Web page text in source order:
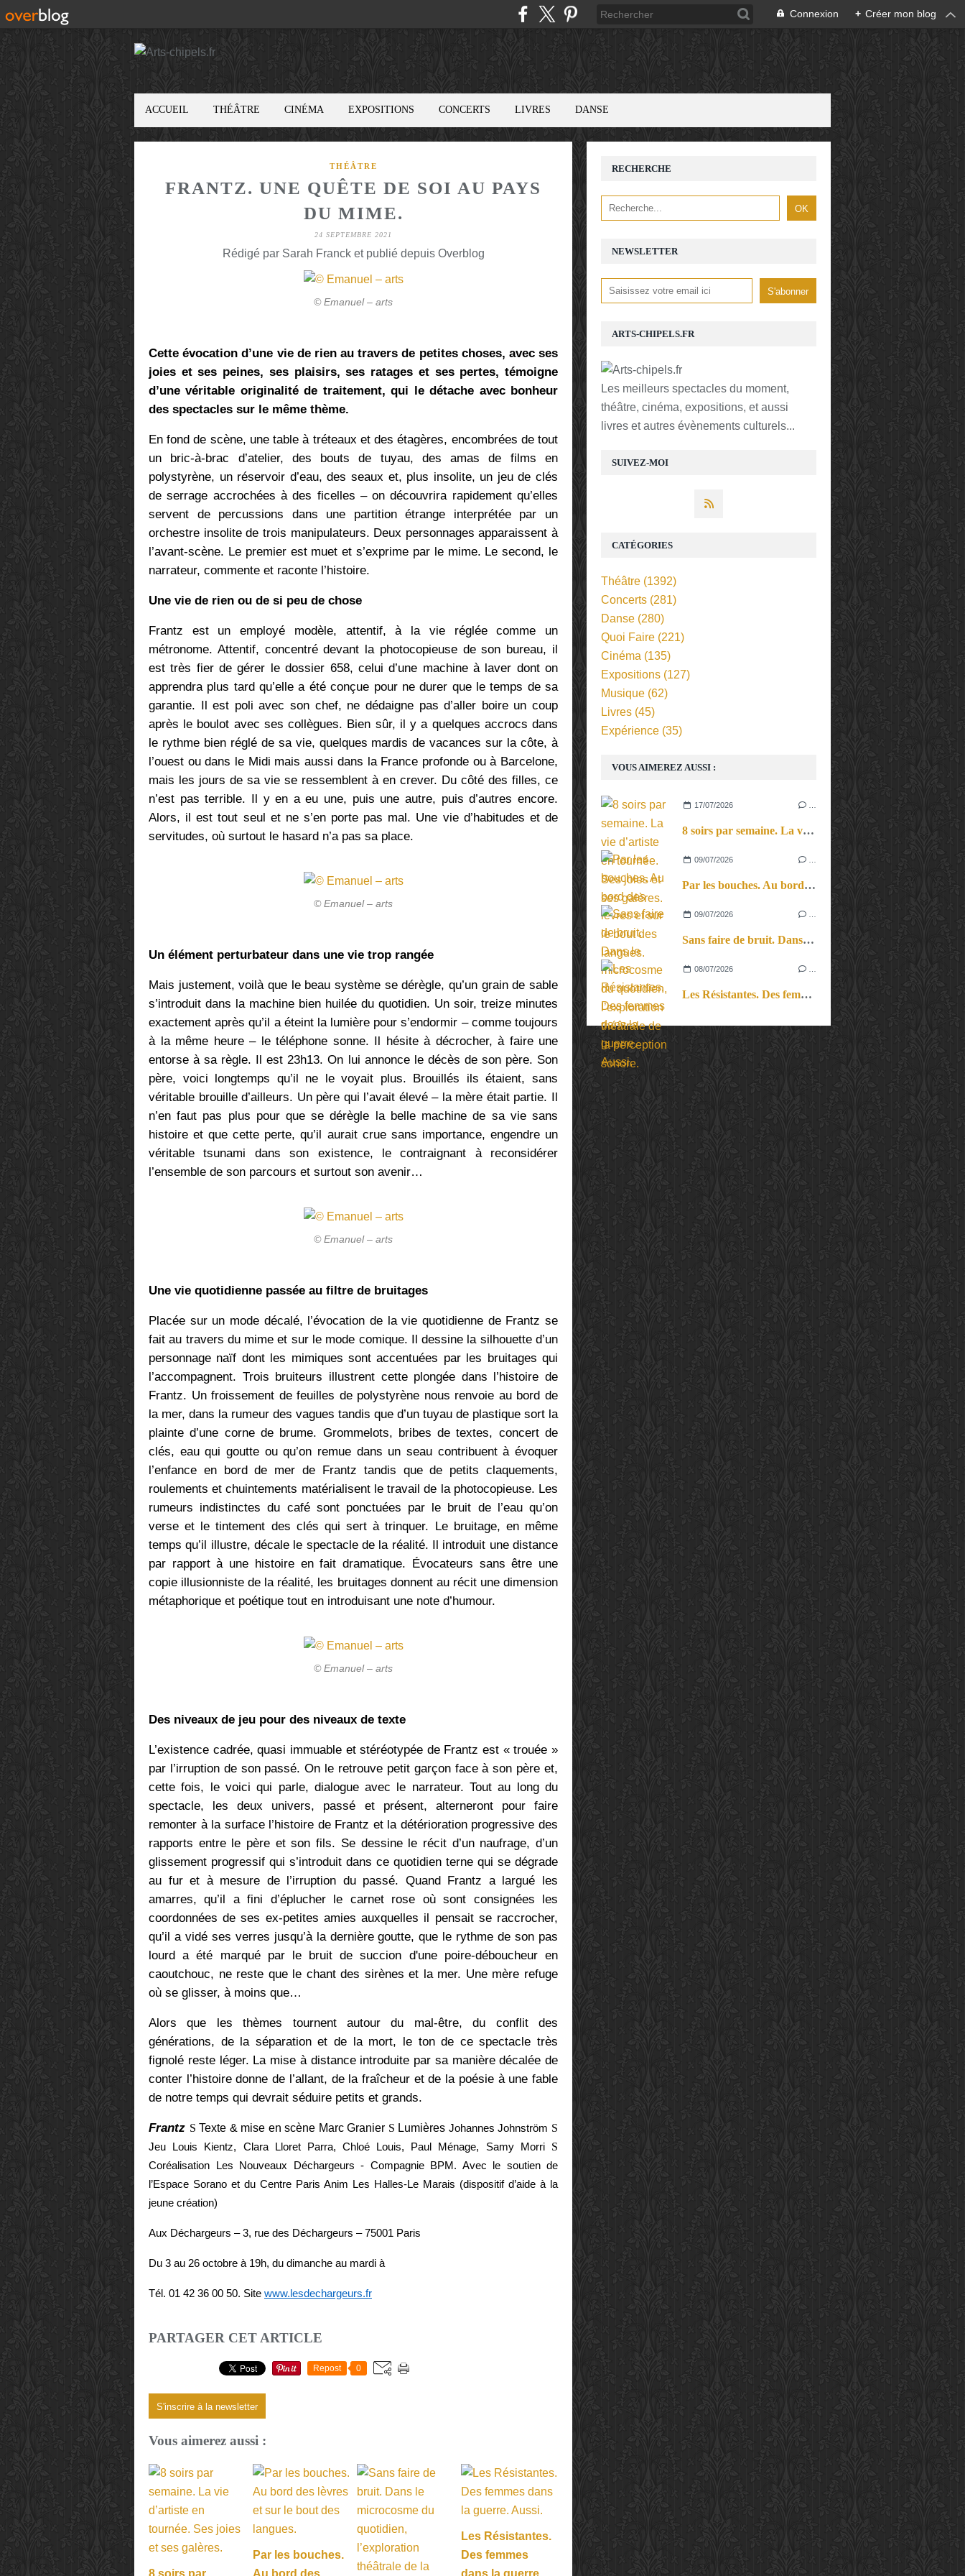
Connexion + Créer mon blog
ACCUEIL THÉÂTRE CINÉMA EXPOSITIONS CONCERTS LIVRES DANSE
THÉÂTRE
FRANTZ. UNE QUÊTE DE SOI AU PAYS
DU MIME.
24 SEPTEMBRE 2021
Rédigé par Sarah Franck et publié depuis Overblog
© Emanuel – arts
Cette évocation d’une vie de rien au travers de petites choses, avec ses
joies et ses peines, ses plaisirs, ses ratages et ses pertes, témoigne
d’une véritable originalité de traitement, qui le détache avec bonheur
des spectacles sur le même thème.
En fond de scène, une table à tréteaux et des étagères, encombrées de tout
un bric-à-brac d’atelier, des bouts de tuyau, des amas de films en
polystyrène, un réservoir d’eau, des seaux et, plus insolite, un jeu de clés
de serrage accrochées à des ficelles – on découvrira rapidement qu’elles
servent de percussions dans une partition étrange interprétée par un
orchestre insolite de trois manipulateurs. Deux personnages apparaissent à
l’avant-scène. Le premier est muet et s’exprime par le mime. Le second, le
narrateur, commente et raconte l’histoire.
Une vie de rien ou de si peu de chose
Frantz est un employé modèle, attentif, à la vie réglée comme un
métronome. Attentif, concentré devant la photocopieuse de son bureau, il
est très fier de gérer le dossier 658, celui d’une machine à laver dont on
apprendra plus tard qu’elle a été conçue pour ne durer que le temps de sa
garantie. Il est poli avec son chef, ne dédaigne pas d’aller boire un coup
après le boulot avec ses collègues. Bien sûr, il y a quelques accrocs dans
le rythme bien réglé de sa vie, quelques mardis de vacances sur la côte, à
l’ouest ou dans le Midi mais aussi dans la France profonde ou à Barcelone,
mais les jours de sa vie se ressemblent à en crever. Du côté des filles, ce
n’est pas terrible. Il y en a eu une, puis une autre, puis d’autres encore.
Alors, il est tout seul et ne s’en porte pas mal. Une vie d’habitudes et de
servitudes, où surtout le hasard n’a pas sa place.
© Emanuel – arts
Un élément perturbateur dans une vie trop rangée
Mais justement, voilà que le beau système se dérègle, qu’un grain de sable
s’introduit dans la machine bien huilée du quotidien. Un soir, treize minutes
exactement après qu’il a éteint la lumière pour s’endormir – comme toujours
à la même heure – le téléphone sonne. Il hésite à décrocher, à faire une
entorse à sa règle. Il est 23h13. On lui annonce le décès de son père. Son
père, voici longtemps qu’il ne le voyait plus. Brouillés ils étaient, sans
véritable brouille d’ailleurs. Un père qui l’avait élevé – la mère était partie. Il
n’en faut pas plus pour que se dérègle la belle machine de sa vie sans
histoire et que cette perte, qu’il aurait crue sans importance, engendre un
véritable tsunami dans son existence, le contraignant à reconsidérer
l’ensemble de son parcours et surtout son avenir…
© Emanuel – arts
Une vie quotidienne passée au filtre de bruitages
Placée sur un mode décalé, l’évocation de la vie quotidienne de Frantz se
fait au travers du mime et sur le mode comique. Il dessine la silhouette d’un
personnage naïf dont les mimiques sont accentuées par les bruitages qui
l’accompagnent. Trois bruiteurs illustrent cette plongée dans l’histoire de
Frantz. Un froissement de feuilles de polystyrène nous renvoie au bord de
la mer, dans la rumeur des vagues tandis que d’un tuyau de plastique sort la
plainte d’une corne de brume. Grommelots, bribes de textes, concert de
clés, eau qui goutte ou qu’on remue dans un seau contribuent à évoquer
l’enfance en bord de mer de Frantz tandis que de petits claquements,
roulements et chuintements matérialisent le travail de la photocopieuse. Les
rumeurs indistinctes du café sont ponctuées par le bruit de l’eau qu’on
verse et le tintement des clés qui sert à trinquer. Le bruitage, en même
temps qu’il illustre, décale le spectacle de la réalité. Il introduit une distance
par rapport à une histoire en fait dramatique. Évocateurs sans être une
copie illusionniste de la réalité, les bruitages donnent au récit une dimension
métaphorique et poétique tout en introduisant une note d’humour.
© Emanuel – arts
Des niveaux de jeu pour des niveaux de texte
L’existence cadrée, quasi immuable et stéréotypée de Frantz est « trouée »
par l’irruption de son passé. On le retrouve petit garçon face à son père et,
cette fois, le voici qui parle, dialogue avec le narrateur. Tout au long du
spectacle, les deux univers, passé et présent, alterneront pour faire
remonter à la surface l’histoire de Frantz et la détérioration progressive des
rapports entre le père et son fils. Se dessine le récit d’un naufrage, d’un
glissement progressif qui s’introduit dans ce quotidien terne qui se dégrade
au fur et à mesure de l’irruption du passé. Quand Frantz a largué les
amarres, qu’il a fini d’éplucher le carnet rose où sont consignées les
coordonnées de ses ex-petites amies auxquelles il pensait se raccrocher,
qu’il a vidé ses verres jusqu’à la dernière goutte, que le rythme de son pas
lourd a été marqué par le bruit de succion d'une poire-déboucheur en
caoutchouc, ne reste que le chant des sirènes et la mer. Une mère refuge
où se glisser, à moins que…
Alors que les thèmes tournent autour du mal-être, du conflit des
générations, de la séparation et de la mort, le ton de ce spectacle très
fignolé reste léger. La mise à distance introduite par sa manière décalée de
conter l’histoire donne de l’allant, de la fraîcheur et de la poésie à une fable
de notre temps qui devrait séduire petits et grands.
Frantz S Texte & mise en scène Marc Granier S Lumières Johannes Johnström S
Jeu Louis Kientz, Clara Lloret Parra, Chloé Louis, Paul Ménage, Samy Morri S
Coréalisation Les Nouveaux Déchargeurs - Compagnie BPM. Avec le soutien de
l’Espace Sorano et du Centre Paris Anim Les Halles-Le Marais (dispositif d’aide à la
jeune création)
Aux Déchargeurs – 3, rue des Déchargeurs – 75001 Paris
Du 3 au 26 octobre à 19h, du dimanche au mardi à
Tél. 01 42 36 00 50. Site www.lesdechargeurs.fr
PARTAGER CET ARTICLE
Repost 0
S'inscrire à la newsletter
Vous aimerez aussi :
Par les bouches.
Les Résistantes.
Des femmes
NEWSLETTER
SUIVEZ-MOI
RECHERCHE
ARTS-CHIPELS.FR
Les meilleurs spectacles du moment,
théâtre, cinéma, expositions, et aussi
livres et autres évènements culturels...
VOUS AIMEREZ AUSSI :
17/07/2026
8 soirs par semaine. La vie d’artiste en tournée. Ses joies et ses galères.
09/07/2026
Par les bouches. Au bord des lèvres et sur le bout des langues.
09/07/2026
Sans faire de bruit. Dans le microcosme du quotidien, l’exploration théâtrale de la perception sonore.
08/07/2026
Les Résistantes. Des femmes dans la guerre. Aussi.
CATÉGORIES
Théâtre (1392)
Concerts (281)
Danse (280)
Quoi Faire (221)
Cinéma (135)
Expositions (127)
Musique (62)
Livres (45)
Expérience (35)